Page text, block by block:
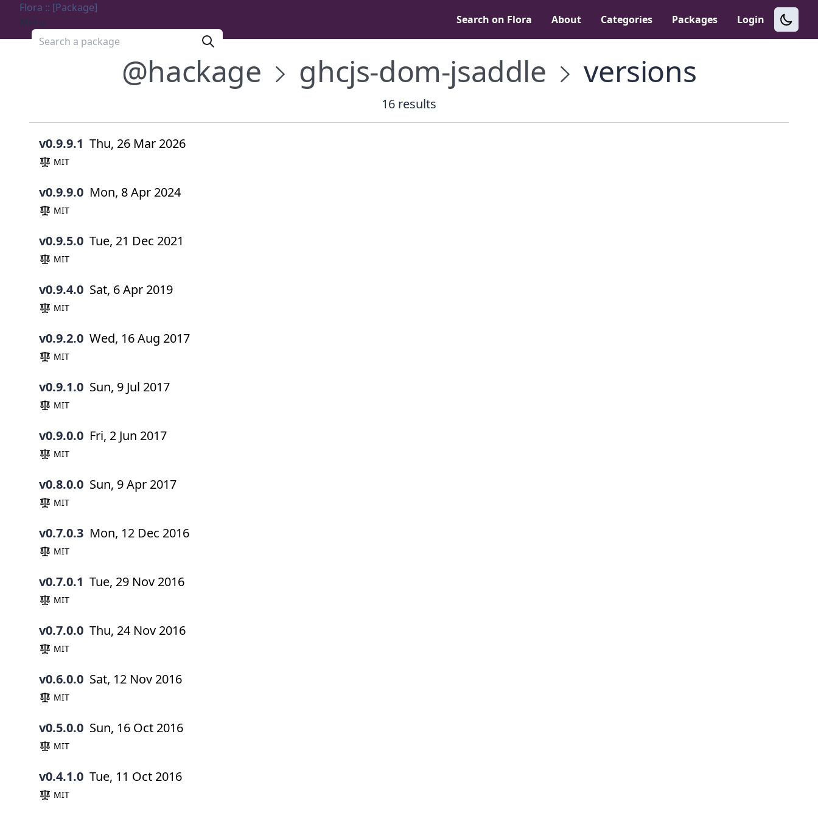
Flora :: [Package]
Menu
Search a package
Search on Flora About Categories Packages Login
@hackage ghcjs-dom-jsaddle versions
16 results
v0.9.9.1 Thu, 26 Mar 2026
MIT
v0.9.9.0 Mon, 8 Apr 2024
MIT
v0.9.5.0 Tue, 21 Dec 2021
MIT
v0.9.4.0 Sat, 6 Apr 2019
MIT
v0.9.2.0 Wed, 16 Aug 2017
MIT
v0.9.1.0 Sun, 9 Jul 2017
MIT
v0.9.0.0 Fri, 2 Jun 2017
MIT
v0.8.0.0 Sun, 9 Apr 2017
MIT
v0.7.0.3 Mon, 12 Dec 2016
MIT
v0.7.0.1 Tue, 29 Nov 2016
MIT
v0.7.0.0 Thu, 24 Nov 2016
MIT
v0.6.0.0 Sat, 12 Nov 2016
MIT
v0.5.0.0 Sun, 16 Oct 2016
MIT
v0.4.1.0 Tue, 11 Oct 2016
MIT